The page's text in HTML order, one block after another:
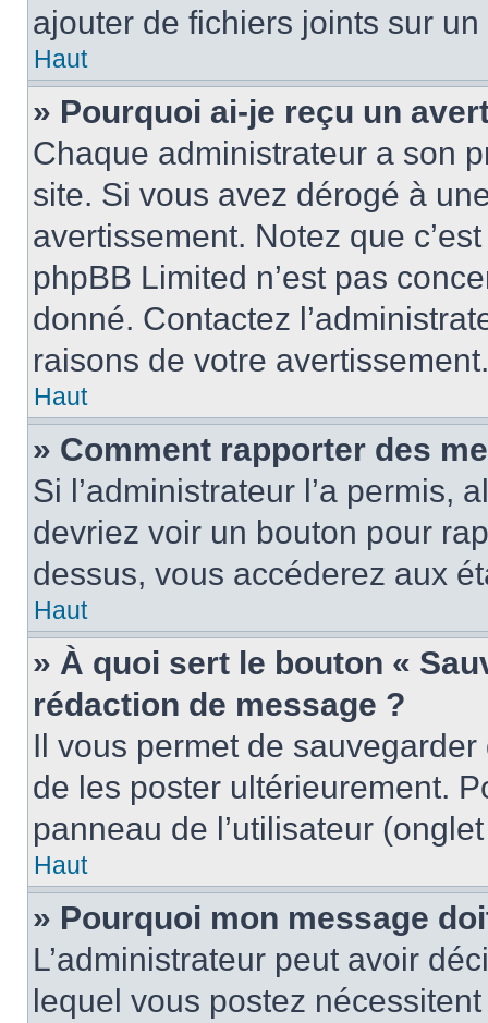
ajouter de fichiers joints sur un
Haut
» Pourquoi ai-je reçu un
Chaque administrateur a son
site. Si vous avez dérogé à
avertissement. Notez que
phpBB Limited n’est pas
donné. Contactez
raisons de votre avertissement.
Haut
» Comment rapporter des
Si l’administrateur l’a permis,
devriez voir un bouton pour
dessus, vous accéderez aux
Haut
» À quoi sert le bouton «
rédaction de message ?
Il vous permet de
de les poster ultérieurement.
panneau de l’utilisateur
Haut
» Pourquoi mon message
L’administrateur peut avoir
lequel vous postez